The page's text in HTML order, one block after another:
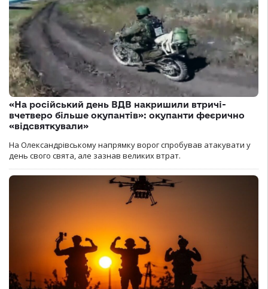
«На російський день ВДВ накришили втричі-
вчетверо більше окупантів»: окупанти феєрично
«відсвяткували»
На Олександрівському напрямку ворог спробував атакувати у
день свого свята, але зазнав великих втрат.